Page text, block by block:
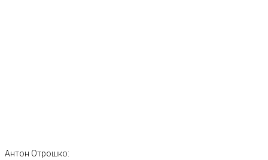
Антон Отрошко: